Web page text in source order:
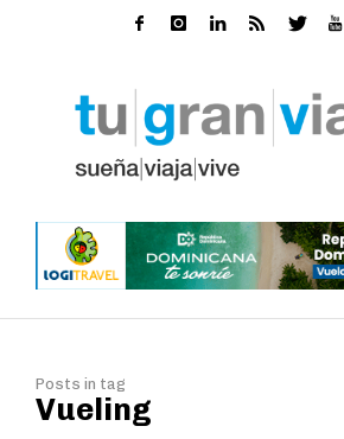
Posts in tag
Vueling